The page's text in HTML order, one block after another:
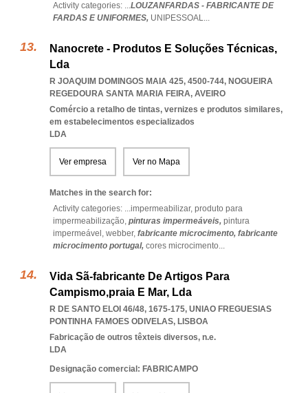
Activity categories: ...LOUZANFARDAS - FABRICANTE DE
FARDAS E UNIFORMES, UNIPESSOAL...
Nanocrete - Produtos E Soluções Técnicas,
Lda
R JOAQUIM DOMINGOS MAIA 425, 4500-744, NOGUEIRA
REGEDOURA SANTA MARIA FEIRA, AVEIRO
Comércio a retalho de tintas, vernizes e produtos similares,
em estabelecimentos especializados
LDA
Ver empresa Ver no Mapa
Matches in the search for:
Activity categories: ...impermeabilizar, produto para
impermeabilização, pinturas impermeáveis, pintura
impermeável, webber, fabricante microcimento, fabricante
microcimento portugal, cores microcimento...
Vida Sã-fabricante De Artigos Para
Campismo,praia E Mar, Lda
R DE SANTO ELOI 46/48, 1675-175, UNIAO FREGUESIAS
PONTINHA FAMOES ODIVELAS, LISBOA
Fabricação de outros têxteis diversos, n.e.
LDA
Designação comercial: FABRICAMPO